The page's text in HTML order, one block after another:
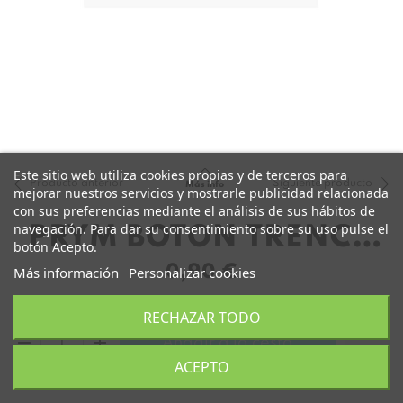
Más info
Producto anterior Siguiente producto
PRYM BOTÓN TRENCA
32MM
0,90 €
Añadir a la cesta
add
remove
Este sitio web utiliza cookies propias y de terceros para
mejorar nuestros servicios y mostrarle publicidad relacionada
con sus preferencias mediante el análisis de sus hábitos de
navegación. Para dar su consentimiento sobre su uso pulse el
botón Acepto.
Más información Personalizar cookies
RECHAZAR TODO
ACEPTO